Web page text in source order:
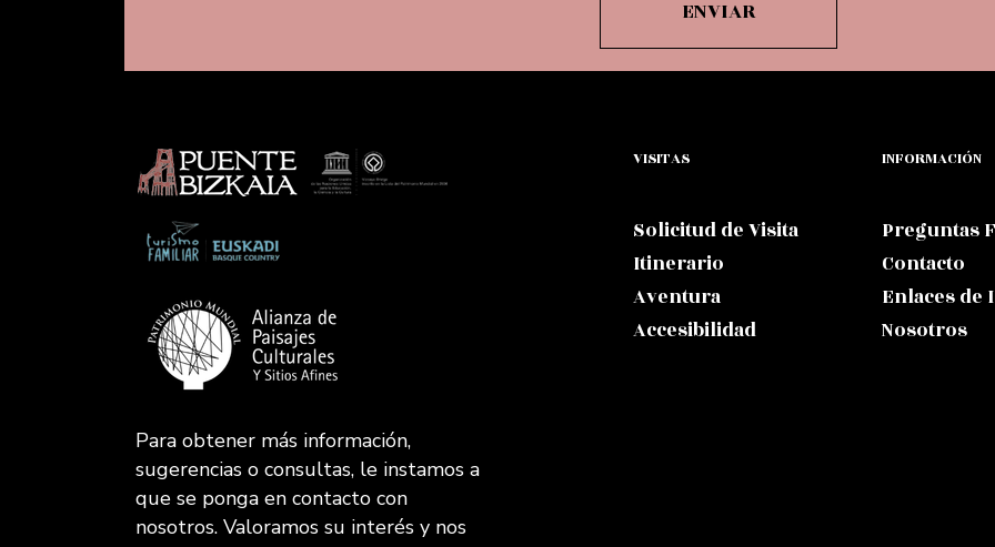
Para obtener más información,
sugerencias o consultas, le instamos a
que se ponga en contacto con
nosotros. Valoramos su interés y nos
VISITAS
Solicitud de Visita
Itinerario
Aventura
Accesibilidad
INFORMACIÓN
Preguntas
Contacto
Enlaces de
Nosotros